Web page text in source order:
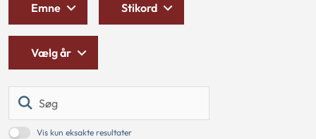
Vis kun eksakte resultater
Emne Stikord
Vælg år